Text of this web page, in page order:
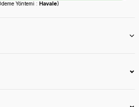
Yöntemi : Havale)